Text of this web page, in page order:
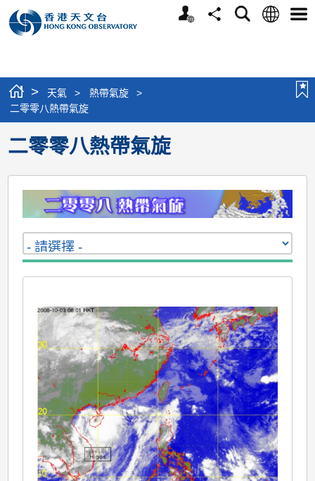
個
分
搜
語
選
> 天氣 > 熱帶氣旋
>
二零零八熱帶氣旋
二零零八熱帶氣旋